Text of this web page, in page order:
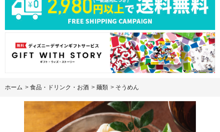
ホーム > 食品・ドリンク・お酒 > 麺類 > そうめん